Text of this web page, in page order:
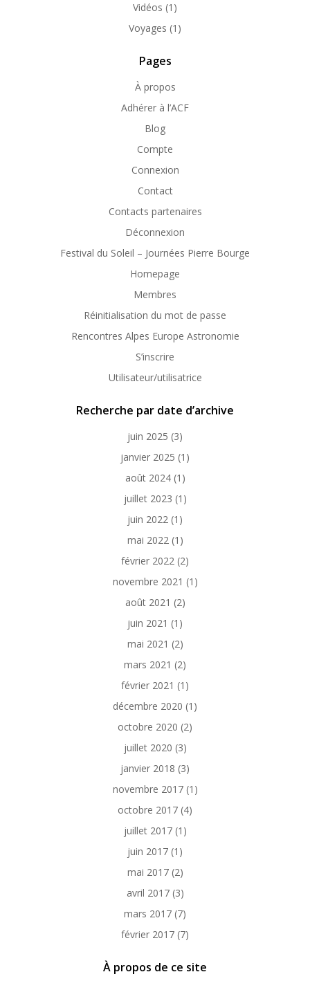
Vidéos (1)
Voyages (1)
Pages
À propos
Adhérer à l’ACF
Blog
Compte
Connexion
Contact
Contacts partenaires
Déconnexion
Festival du Soleil – Journées Pierre Bourge
Homepage
Membres
Réinitialisation du mot de passe
Rencontres Alpes Europe Astronomie
S’inscrire
Utilisateur/utilisatrice
Recherche par date d’archive
juin 2025 (3)
janvier 2025 (1)
août 2024(1)
juillet 2023 (1)
juin 2022 (1)
mai 2022(1)
février 2022 (2)
novembre 2021 (1)
août 2021 (2)
juin 2021 (1)
mai 2021 (2)
mars 2021 (2)
février 2021 (1)
décembre 2020 (1)
octobre 2020 (2)
juillet 2020 (3)
janvier 2018 (3)
novembre 2017(1)
octobre 2017 (4)
juillet 2017(1)
juin 2017 (1)
mai 2017(2)
avril 2017(3)
mars 2017 (7)
février 2017 (7)
À propos de ce site